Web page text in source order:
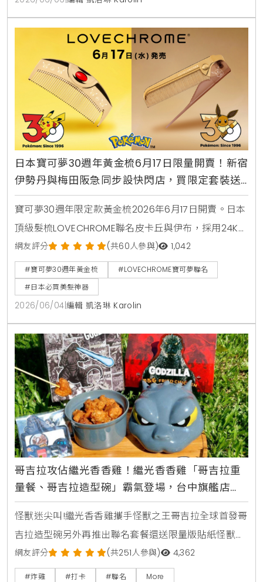
日本寶可夢30週年黃金梳6月17日限量開賣！新宿
伊勢丹與梅田阪急同步設快閃店，買限定套裝送
皮卡丘吊飾
寶可夢30週年限定款黃金梳2026年6月17日開賣。日本
頂級髮梳LOVECHROME聯名皮卡丘與伊布，採用24K金
材質，能減少70%秀髮靜電，於新宿伊勢丹與官方網站
同步販售。
網友評分 (共60人參與) 1,042
#寶可夢30週年黃金梳
#LOVECHROME寶可夢聯名
#日本必買美髮神器
2026/06/04 編輯 凱洛琳 Karolin
哥吉拉攻佔繼光香香雞！繼光香香雞「哥吉拉重
量餐、哥吉拉造型碗」霸氣登場，台中旗艦店
「哥吉拉主題打卡店」要朝聖
怪獸迷尖叫!繼光香香雞攜手怪獸之王哥吉拉全球首發哥
吉拉造型碗另外再推出聯名套餐還送限量版貼紙怪獸迷
準備吃肉啦!繼光香香雞暨去年攜手「貓貓蟲咖波」造成
肉肉粉絲們的暴動，在今年為歡慶50周年以「炸雞界的
網友評分 (共251人參與) 4,362
#炸雞 #打卡 #聯名 More